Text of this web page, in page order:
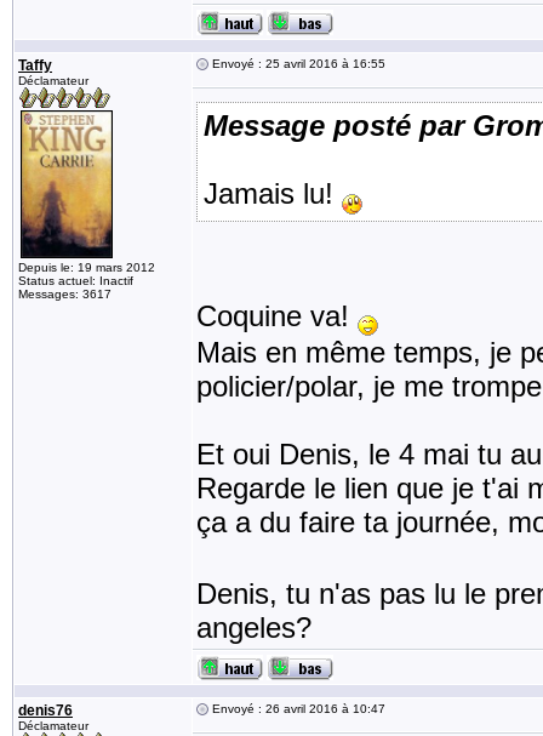
Taffy
Déclamateur
Depuis le: 19 mars 2012
Status actuel: Inactif
Messages: 3617
Envoyé : 25 avril 2016 à 16:55
Message posté par
Jamais lu!
Coquine va!
Mais en même temps, je
policier/polar, je me
Et oui Denis, le 4 mai tu
Regarde le lien que je t'ai
ça a du faire ta journée,
Denis, tu n'as pas lu le
angeles?
denis76
Déclamateur
Envoyé : 26 avril 2016 à 10:47